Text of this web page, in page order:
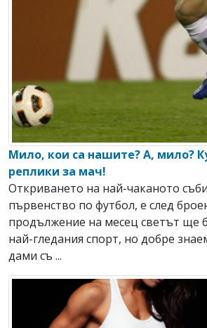
Мило, кои са нашите? А, мило?
реплики за мач!
Откриването на най-чаканото
първенство по футбол, е след
продължение на месец светът ще
най-гледания спорт, но добре
дами съ ...